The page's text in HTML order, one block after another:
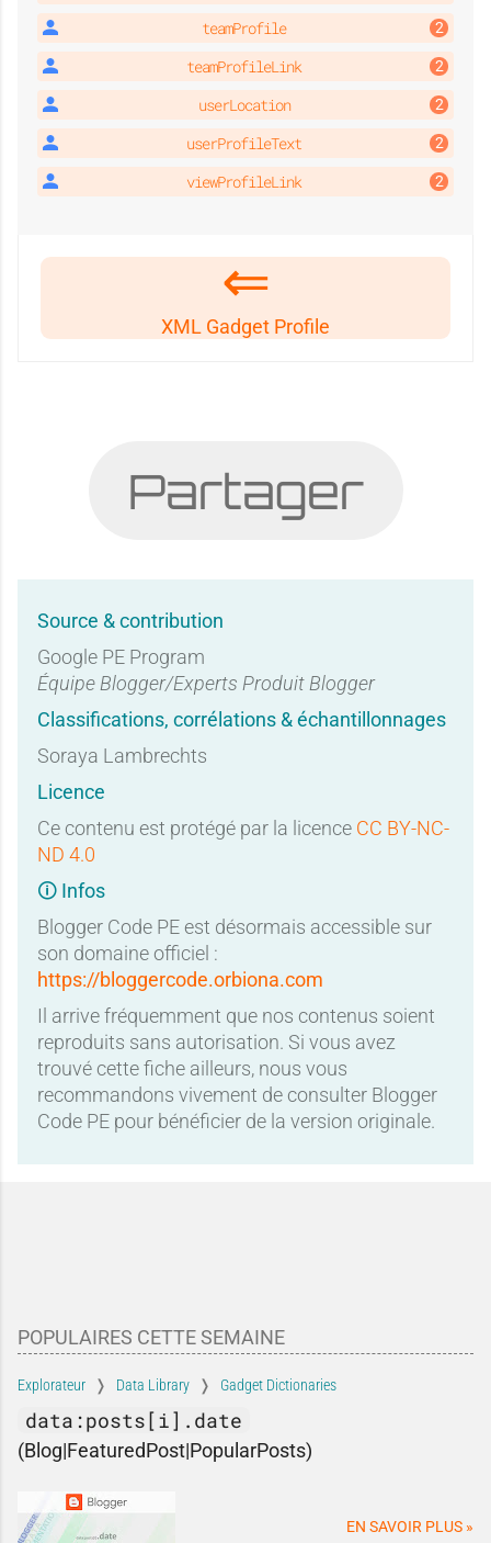
teamProfile
teamProfileLink
userLocation
userProfileText
viewProfileLink
XML Gadget Profile
Partager
Source & contribution
Google PE Program
Équipe Blogger/Experts Produit Blogger
Classifications, corrélations & échantillonnages
Soraya Lambrechts
Licence
Ce contenu est protégé par la licence CC BY-NC-
ND 4.0
🛈 Infos
Blogger Code PE est désormais accessible sur
son domaine officiel :
https://bloggercode.orbiona.com
Il arrive fréquemment que nos contenus soient
reproduits sans autorisation. Si vous avez
trouvé cette fiche ailleurs, nous vous
recommandons vivement de consulter Blogger
Code PE pour bénéficier de la version originale.
POPULAIRES CETTE SEMAINE
Explorateur Data Library Gadget Dictionaries
data:posts[i].date
(Blog|FeaturedPost|PopularPosts)
EN SAVOIR PLUS »